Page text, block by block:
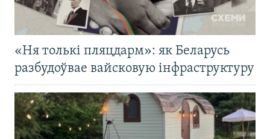
«Ня толькі пляцдарм»: як Беларусь
разбудоўвае вайсковую інфраструктуру